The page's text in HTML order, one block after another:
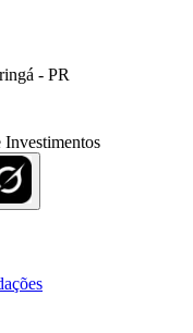
- PR
Investimentos